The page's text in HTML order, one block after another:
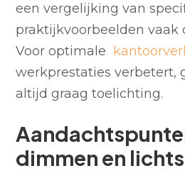
een vergelijking van
praktijkvoorbeelden vaak
Voor optimale
werkprestaties verbetert,
altijd graag toelichting.
dimmen en